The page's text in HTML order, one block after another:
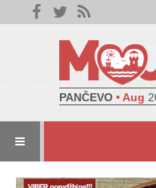
PANČEVO • Aug